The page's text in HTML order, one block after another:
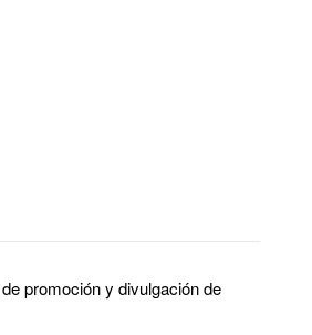
promoción y divulgación de